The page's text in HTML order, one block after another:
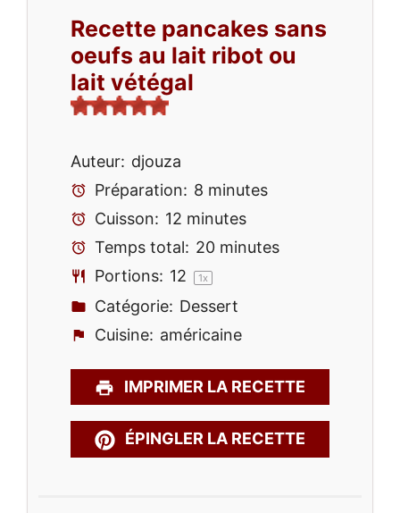
Recette pancakes sans
oeufs au lait ribot ou
lait vétégal
Auteur: djouza
Préparation: 8 minutes
Cuisson: 12 minutes
Temps total: 20 minutes
Portions: 12 1x
Catégorie: Dessert
Cuisine: américaine
IMPRIMER LA RECETTE
ÉPINGLER LA RECETTE